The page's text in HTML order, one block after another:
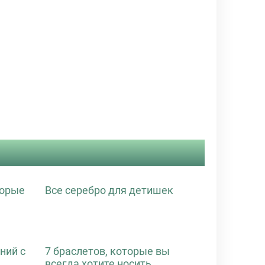
Все серебро для детишек
с
7 браслетов, которые вы